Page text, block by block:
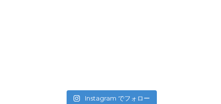
Instagram でフォロー